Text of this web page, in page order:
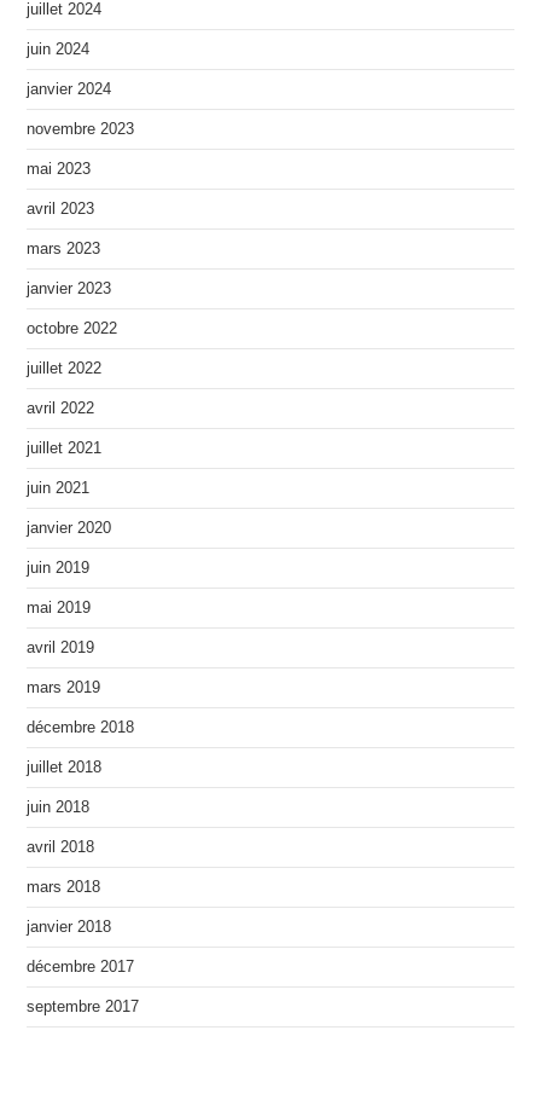
juillet 2024
juin 2024
janvier 2024
novembre 2023
mai 2023
avril 2023
mars 2023
janvier 2023
octobre 2022
juillet 2022
avril 2022
juillet 2021
juin 2021
janvier 2020
juin 2019
mai 2019
avril 2019
mars 2019
décembre 2018
juillet 2018
juin 2018
avril 2018
mars 2018
janvier 2018
décembre 2017
septembre 2017